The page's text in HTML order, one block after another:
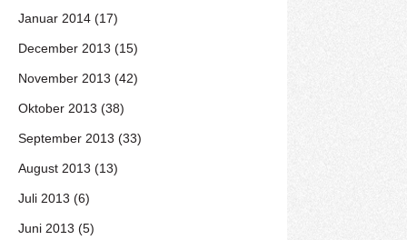
Januar 2014 (17)
December 2013 (15)
November 2013 (42)
Oktober 2013 (38)
September 2013 (33)
August 2013 (13)
Juli 2013 (6)
Juni 2013 (5)